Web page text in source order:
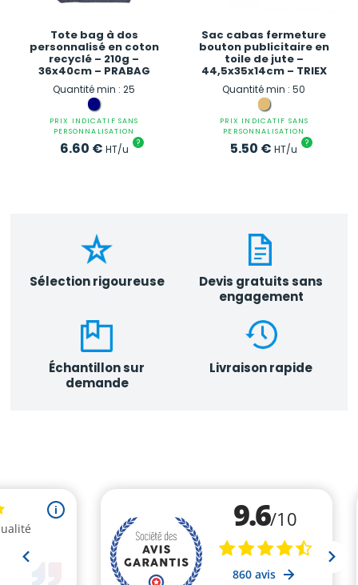
Tote bag à dos
personnalisé en coton
recyclé – 210g –
36x40cm – PRABAG
Quantité min : 25
PRIX INDICATIF SANS
PERSONNALISATION
6.60 € HT/u ?
Sac cabas fermeture
bouton publicitaire en
toile de jute –
44,5x35x14cm – TRIEX
Quantité min : 50
PRIX INDICATIF SANS
PERSONNALISATION
5.50 € HT/u ?
Sélection rigoureuse
Devis gratuits sans
engagement
Échantillon sur
demande
Livraison rapide